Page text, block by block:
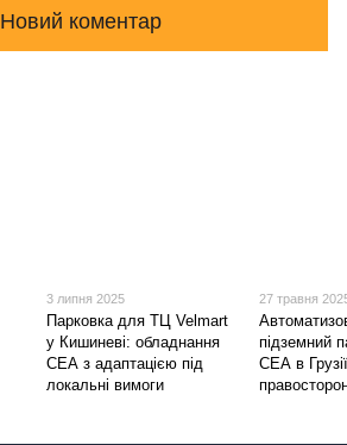
Новий коментар
3 липня 2025
Парковка для ТЦ Velmart
у Кишиневі: обладнання
СЕА з адаптацією під
локальні вимоги
27 травня
підземний
СЕА в